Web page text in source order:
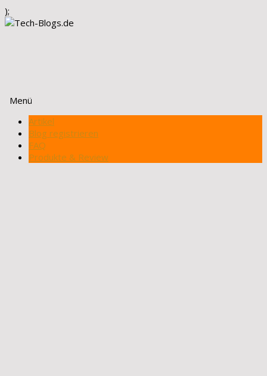
);
Menü
Zum
Inhalt
springen
Artikel
Blog registrieren
FAQ
Produkte & Review